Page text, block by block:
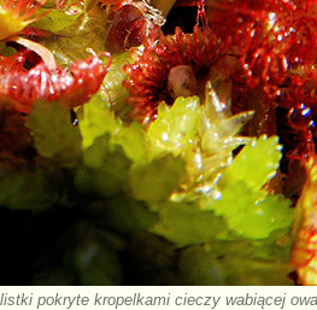
pokryte kropelkami cieczy wabiącej